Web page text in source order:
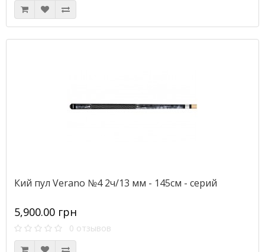
Кий пул Verano №4 2ч/13 мм - 145см - серий
5,900.00 грн
0 отзывов